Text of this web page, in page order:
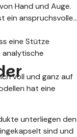
Hand und Auge.
ein anspruchsvoller
eine Stütze
analytische
voll und ganz auf
hat eine
unterliegen den
sind und